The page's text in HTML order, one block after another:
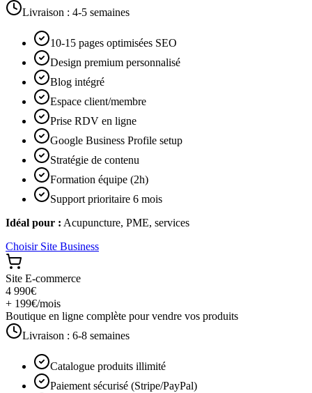
Livraison : 4-5 semaines
10-15 pages optimisées SEO
Design premium personnalisé
Blog intégré
Espace client/membre
Prise RDV en ligne
Google Business Profile setup
Stratégie de contenu
Formation équipe (2h)
Support prioritaire 6 mois
Idéal pour : Acupuncture, PME, services
Choisir Site Business
Site E-commerce
4 990€
+ 199€/mois
Boutique en ligne complète pour vendre vos produits
Livraison : 6-8 semaines
Catalogue produits illimité
Paiement sécurisé (Stripe/PayPal)